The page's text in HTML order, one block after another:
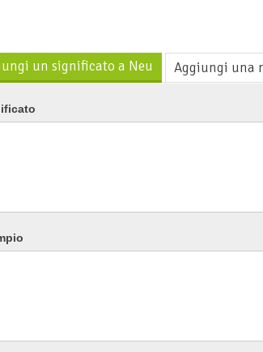
un significato a Neu Aggiungi una